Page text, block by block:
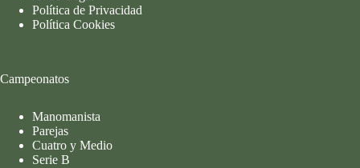
Política de Privacidad
Política Cookies
Campeonatos
Manomanista
Parejas
Cuatro y Medio
Serie B